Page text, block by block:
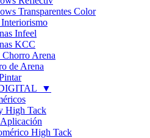
Transparentes Color
Infeel
KCC
Chorro Arena
de Arena
▼
High Tack
High Tack